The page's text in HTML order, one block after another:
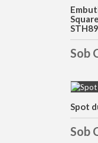
Sob
Spot
Sob